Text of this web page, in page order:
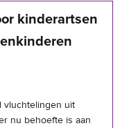
kinderartsen
vluchtelingen uit
nu behoefte is aan